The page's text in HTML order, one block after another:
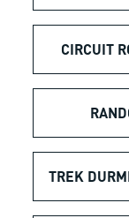
CIRCUIT
TREK